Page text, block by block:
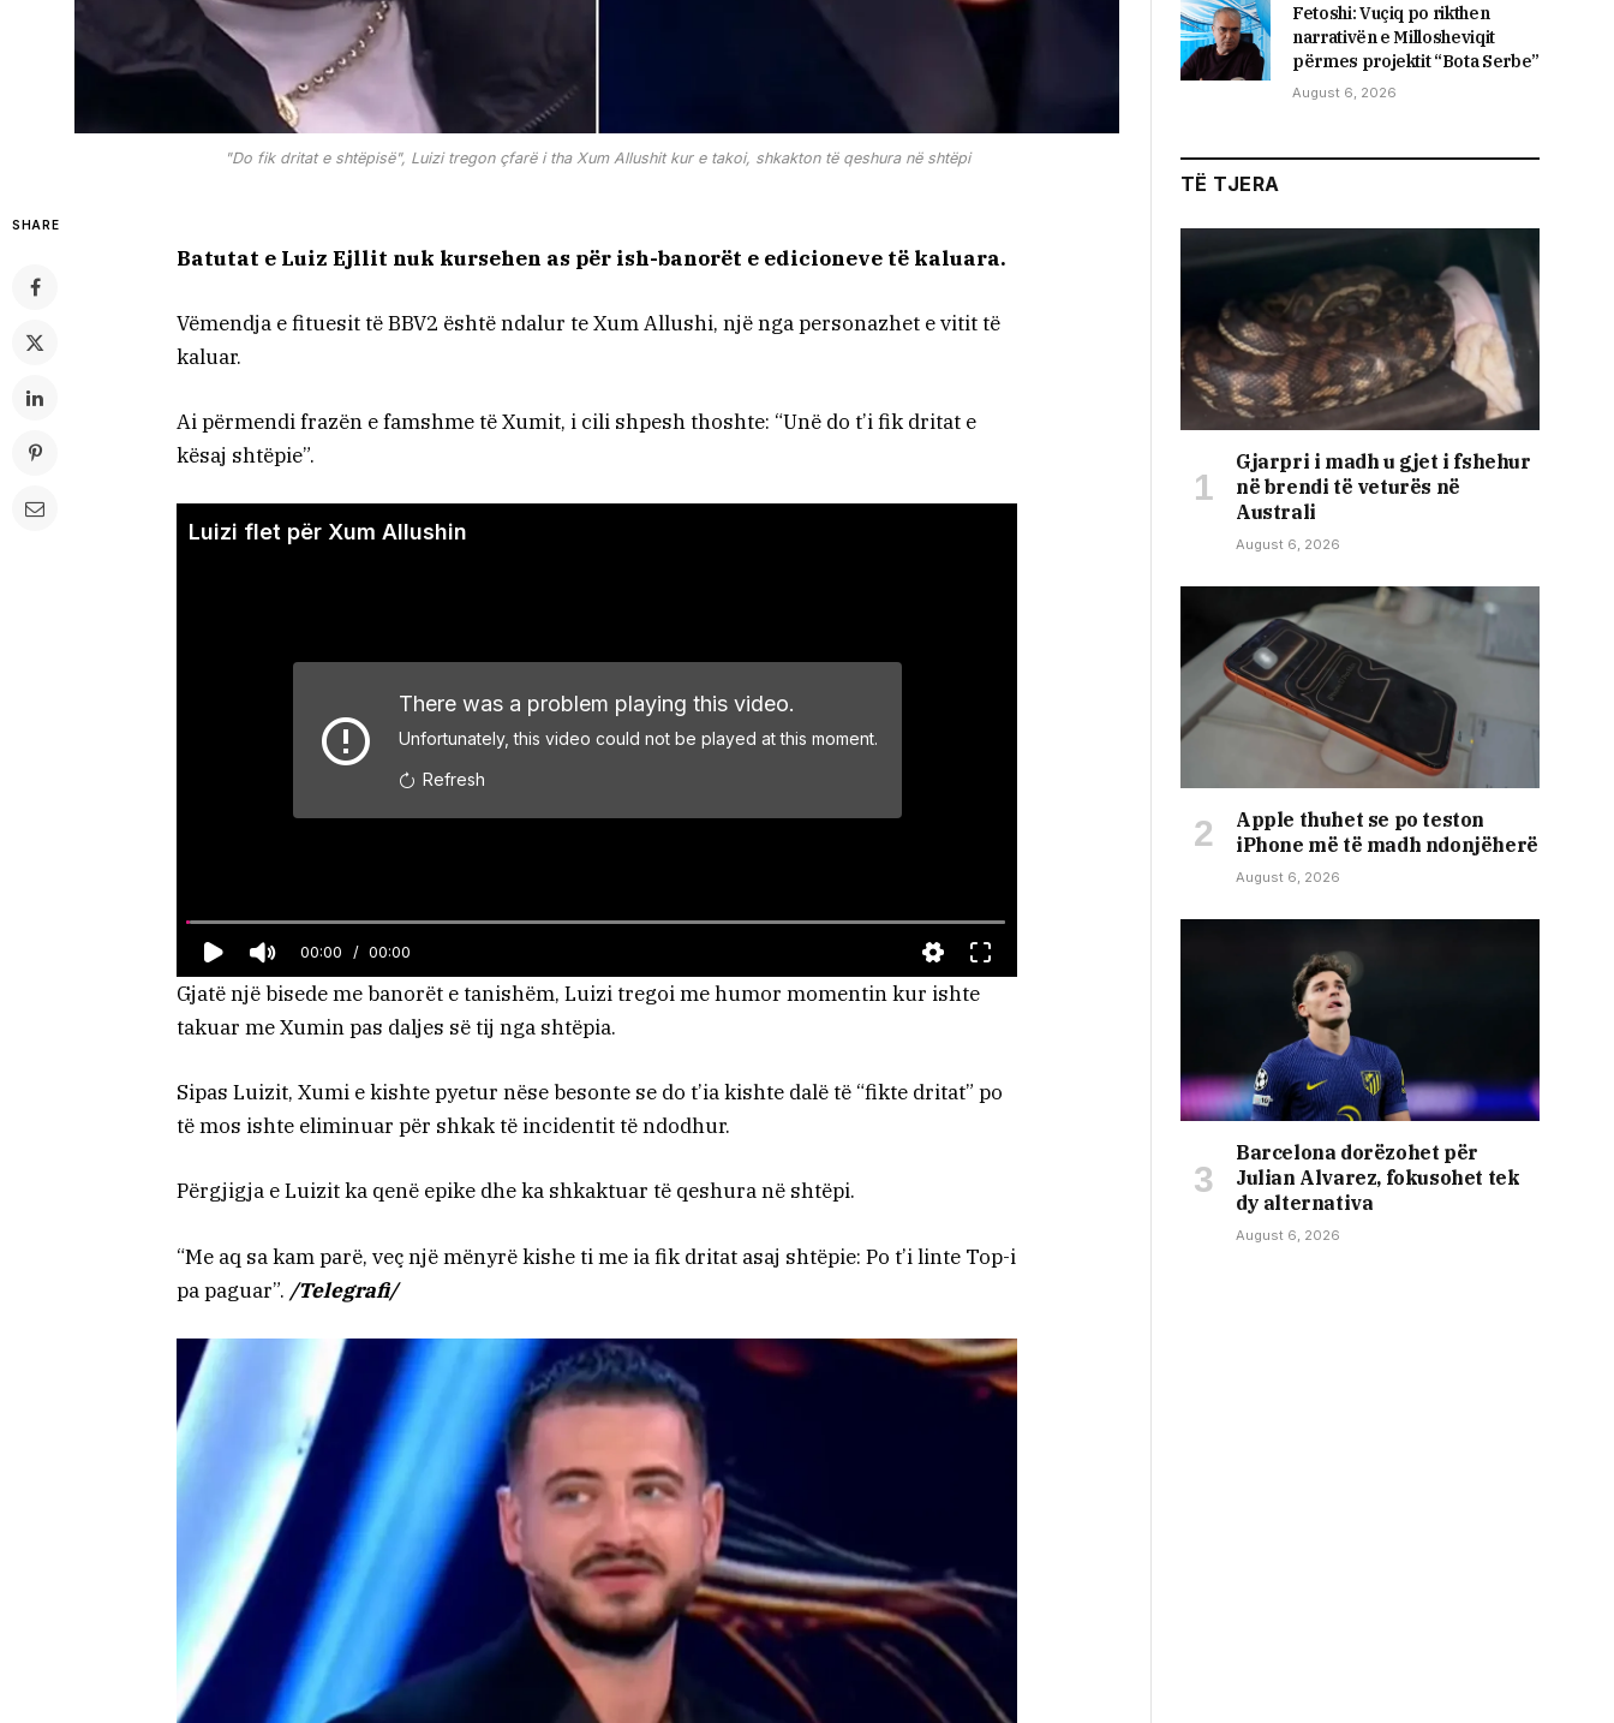
"Do fik dritat e shtëpisë", Luizi tregon çfarë i tha Xum Allushit kur e takoi, shkakton të qeshura në shtëpi
SHARE
Batutat e Luiz Ejllit nuk kursehen as për ish-banorët e edicioneve të kaluara.
Vëmendja e fituesit të BBV2 është ndalur te Xum Allushi, një nga personazhet e vitit të
kaluar.
Ai përmendi frazën e famshme të Xumit, i cili shpesh thoshte: “Unë do t’i fik dritat e
kësaj shtëpie”.
Gjatë një bisede me banorët e tanishëm, Luizi tregoi me humor momentin kur ishte
takuar me Xumin pas daljes së tij nga shtëpia.
Sipas Luizit, Xumi e kishte pyetur nëse besonte se do t’ia kishte dalë të “fikte dritat” po
të mos ishte eliminuar për shkak të incidentit të ndodhur.
Përgjigja e Luizit ka qenë epike dhe ka shkaktuar të qeshura në shtëpi.
“Me aq sa kam parë, veç një mënyrë kishe ti me ia fik dritat asaj shtëpie: Po t’i linte Top-i
pa paguar”. /Telegrafi/
Fetoshi: Vuçiq po rikthen
narrativën e Millosheviqit
përmes projektit “Bota Serbe”
August 6, 2026
TË TJERA
Gjarpri i madh u gjet i fshehur
në brendi të veturës në
Australi
August 6, 2026
Apple thuhet se po teston
iPhone më të madh ndonjëherë
August 6, 2026
Barcelona dorëzohet për
Julian Alvarez, fokusohet tek
dy alternativa
August 6, 2026